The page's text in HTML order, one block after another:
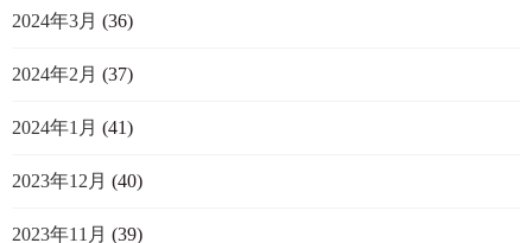
2024年3月 (36)
2024年2月 (37)
2024年1月 (41)
2023年12月 (40)
2023年11月 (39)